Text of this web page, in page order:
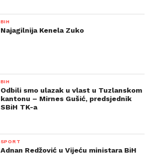
BIH
Najagilnija Kenela Zuko
BIH
Odbili smo ulazak u vlast u Tuzlanskom
kantonu – Mirnes Gušić, predsjednik
SBiH TK-a
SPORT
Adnan Redžović u Vijeću ministara BiH